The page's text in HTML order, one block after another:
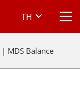
TH
| MDS Balance